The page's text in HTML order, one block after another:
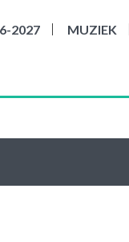
2027 MUZIEK